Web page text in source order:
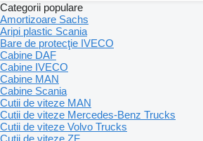
Categorii populare
Amortizoare Sachs
Aripi plastic Scania
Bare de protecţie IVECO
Cabine DAF
Cabine IVECO
Cabine MAN
Cabine Scania
Cutii de viteze MAN
Cutii de viteze Mercedes-Benz Trucks
Cutii de viteze Volvo Trucks
Cutii de viteze ZF